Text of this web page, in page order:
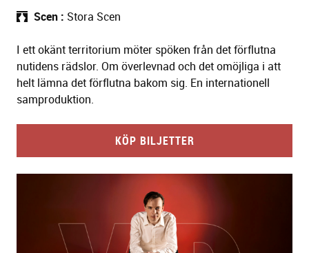
Scen Stora Scen
I ett okänt territorium möter spöken från det förflutna
nutidens rädslor. Om överlevnad och det omöjliga i att
helt lämna det förflutna bakom sig. En internationell
samproduktion.
KÖP BILJETTER